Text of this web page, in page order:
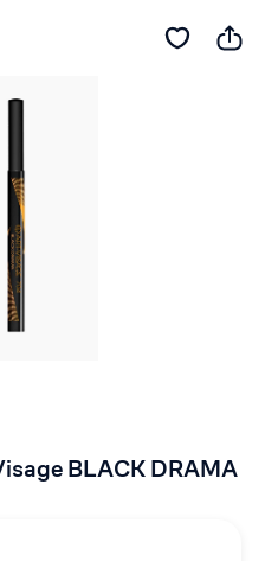
BLACK DRAMA